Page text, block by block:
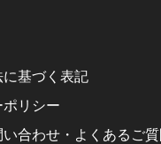
基づく表記
リシー
合わせ・よくあるご質